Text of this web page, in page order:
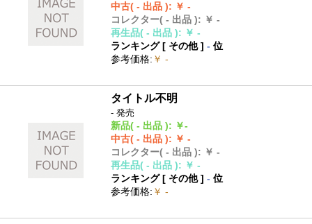
中古( - 出品 ): ￥ -
コレクター( - 出品 ): ￥ -
再生品( - 出品 ): ￥ -
ランキング [ その他]- 位
参考価格: ￥ -
タイトル不明
- 発売
新品( - 出品 ): ￥-
中古( - 出品 ): ￥ -
コレクター( - 出品 ): ￥ -
再生品( - 出品 ): ￥ -
ランキング [ その他]- 位
参考価格: ￥ -